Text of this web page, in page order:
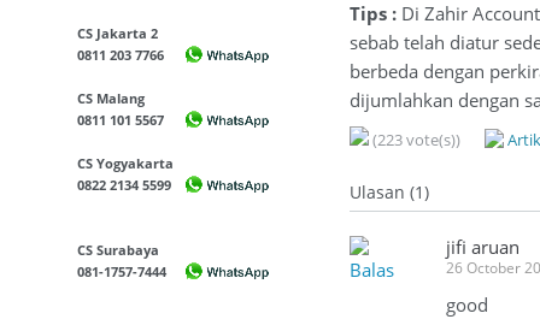
CS Jakarta 2
0811 203 7766
CS Malang
0811 101 5567
CS Yogyakarta
0822 2134 5599
CS Surabaya
081-1757-7444
Tips : Di Zahir
sebab telah diatur
berbeda dengan
dijumlahkan dengan
(223 vote(s))
Ulasan (1)
Balas
jifi aruan
26 October
good